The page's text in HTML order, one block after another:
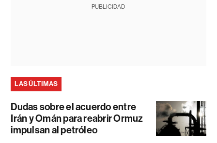
PUBLICIDAD
LAS ÚLTIMAS
Dudas sobre el acuerdo entre
Irán y Omán para reabrir Ormuz
impulsan al petróleo